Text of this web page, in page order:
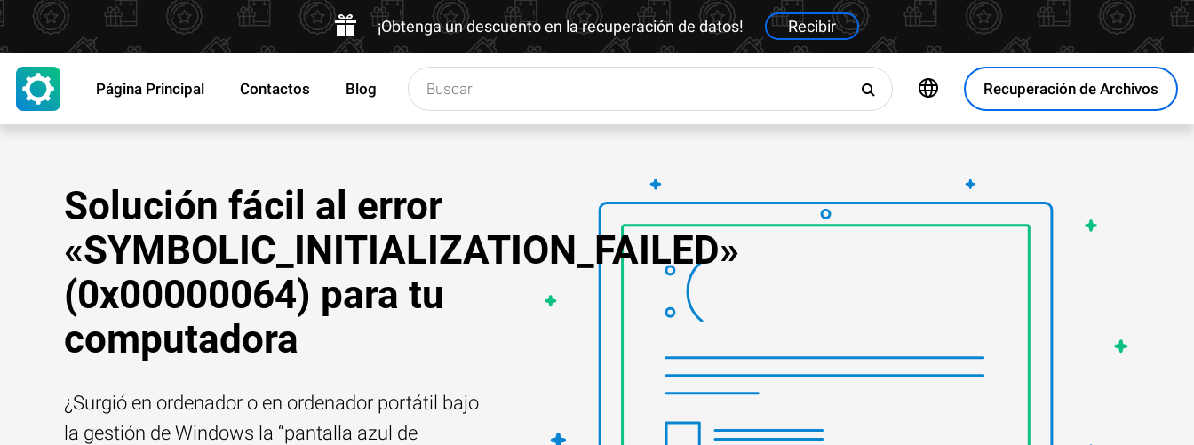
¡Obtenga un descuento en la recuperación de datos! Recibir
Recuperación de Archivos
Página Principal Contactos Blog
Solución fácil al error
«SYMBOLIC_INITIALIZATION_FAILED»
(0x00000064) para tu
computadora
¿Surgió en ordenador o en ordenador portátil bajo
la gestión de Windows la “pantalla azul de